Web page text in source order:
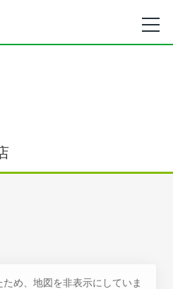
め、地図を非表示にしていま